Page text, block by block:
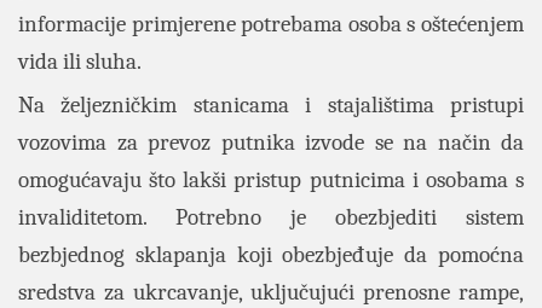
informacije primjerene potrebama osoba s oštećenjem
vida ili sluha.
Na željezničkim stanicama i stajalištima pristupi
vozovima za prevoz putnika izvode se na način da
omogućavaju što lakši pristup putnicima i osobama s
invaliditetom. Potrebno je obezbjediti sistem
bezbjednog sklapanja koji obezbjeđuje da pomoćna
sredstva za ukrcavanje, uključujući prenosne rampe,